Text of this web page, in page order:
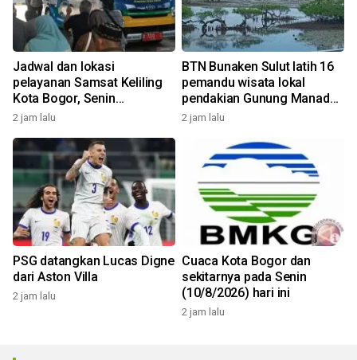
Jadwal dan lokasi
pelayanan Samsat Keliling
Kota Bogor, Senin
(10/8/2026)
2 jam lalu
BTN Bunaken Sulut latih 16
pemandu wisata lokal
pendakian Gunung Manado
Tua
2 jam lalu
PSG datangkan Lucas Digne
dari Aston Villa
2 jam lalu
Cuaca Kota Bogor dan
sekitarnya pada Senin
(10/8/2026) hari ini
2 jam lalu